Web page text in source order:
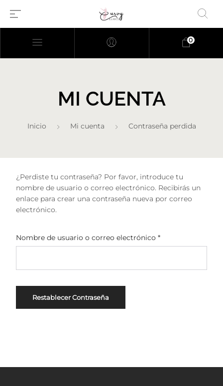
Millions of people around the
sell creative assets, use smart
design templates, learn
creative skills or even hire
with an unlimited subscription
0
MI CUENTA
Inicio Mi cuenta Contraseña perdida
¿Perdiste tu contraseña? Por favor, introduce tu
nombre de usuario o correo electrónico. Recibirás un
enlace para crear una contraseña nueva por correo
electrónico.
Nombre de usuario o correo electrónico *
Restablecer Contraseña